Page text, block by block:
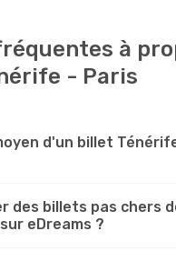
à
- Paris
d'un billet
des billets pas chers
eDreams ?